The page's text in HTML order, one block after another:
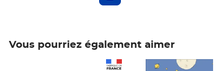
Vous pourriez également aimer
Prix 7,50€